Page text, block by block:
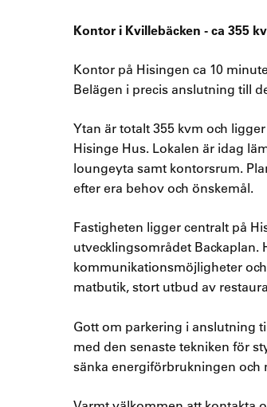
Kontor i Kvillebäcken - ca 355
Kontor på Hisingen ca 10
Belägen i precis anslutning till
Ytan är totalt 355 kvm och
Hisinge Hus. Lokalen är idag
loungeyta samt kontorsrum.
efter era behov och önskemål.
Fastigheten ligger centralt på
utvecklingsområdet Backaplan.
kommunikationsmöjligheter
matbutik, stort utbud av
Gott om parkering i anslutning
med den senaste tekniken för
sänka energiförbrukningen och